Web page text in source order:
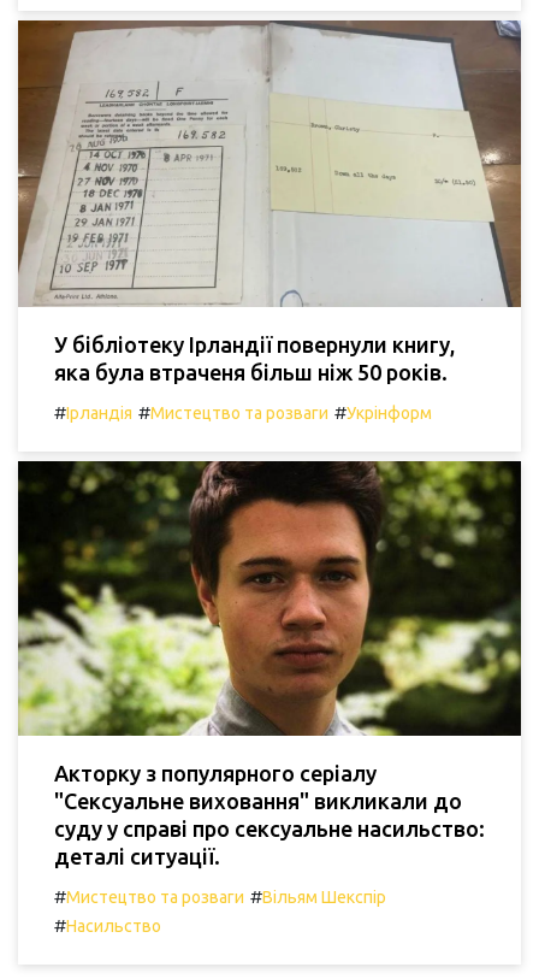
У бібліотеку Ірландії повернули книгу,
яка була втраченя більш ніж 50 років.
#Ірландія #Мистецтво та розваги #Укрінформ
Акторку з популярного серіалу
"Сексуальне виховання" викликали до
суду у справі про сексуальне насильство:
деталі ситуації.
#Мистецтво та розваги #Вільям Шекспір
#Насильство